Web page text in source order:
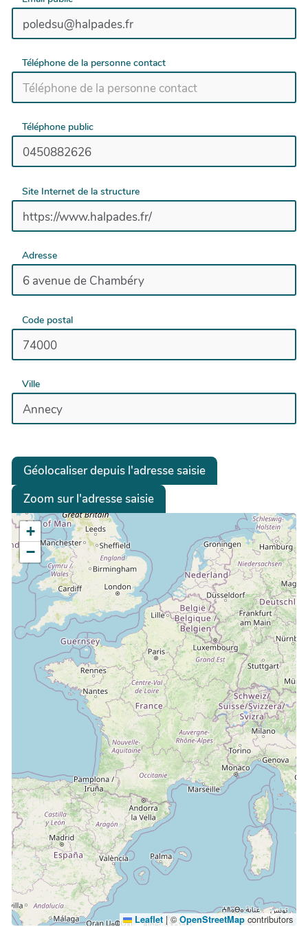
Téléphone de la personne contact
Téléphone public
Site Internet de la structure
Adresse
Code postal
Ville
Géolocaliser depuis l'adresse saisie
Zoom sur l'adresse saisie
+
−
Leaflet |©OpenStreetMap contributors